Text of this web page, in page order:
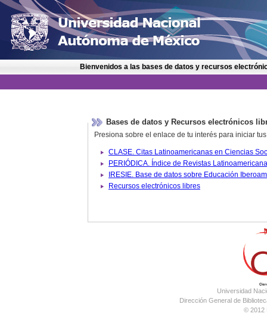
Bienvenidos a las bases de datos y recursos
Bases de datos y Recursos electrónicos
Presiona sobre el enlace de tu interés para iniciar
IRESIE. Base de datos
Recursos electrónicos libres
Universidad
Dirección General de
© 2012